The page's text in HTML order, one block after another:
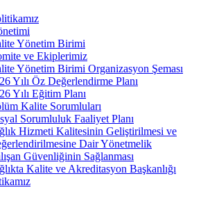
Yönetim Birimi
ve Ekiplerimiz
Yönetim Birimi Organizasyon Şeması
Yılı Öz Değerlendirme Planı
Yılı Eğitim Planı
Kalite Sorumluları
Sorumluluk Faaliyet Planı
Hizmeti Kalitesinin Geliştirilmesi ve
Dair Yönetmelik
Güvenliğinin Sağlanması
Kalite ve Akreditasyon Başkanlığı